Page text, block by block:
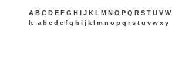
A B C D E F G H I J K L M N O P Q R S T U V W
Ic: a b c d e f g h i j k l m n o p q r s t u v w x y